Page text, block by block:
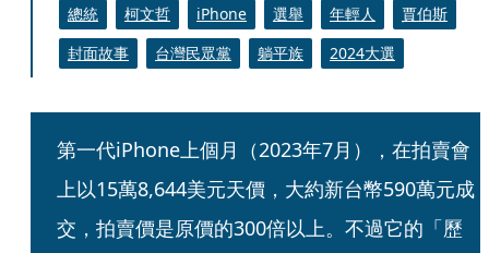
總統 柯文哲 iPhone 選舉 年輕人
賈伯斯
封面故事
台灣民眾黨 躺平族 2024大選
第一代iPhone上個月（2023年7月），在拍賣會
上以15萬8,644美元天價，大約新台幣590萬元成
交，拍賣價是原價的300倍以上。不過它的「歷